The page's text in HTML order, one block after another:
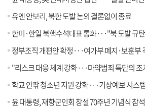
유엔 안보리, 북한 도발 논의 결론없이 종료
한미·한일 북핵수석대표 통화···"북 도발 규
정부조직 개편안 확정···여가부 폐지·보훈부
"리스크 대응 체계 강화···마약범죄 특단의
학교 안팎 청소년 지원 강화···기상예보 시스템 쇄신 [
윤 대통령, 재향군인회 창설 70주년 기념식 참석